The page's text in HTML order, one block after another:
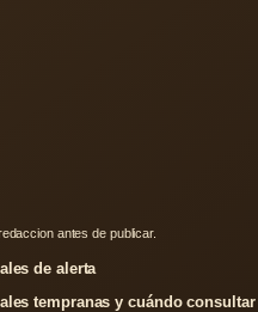
antes de publicar.
de alerta
tempranas y cuándo consultar